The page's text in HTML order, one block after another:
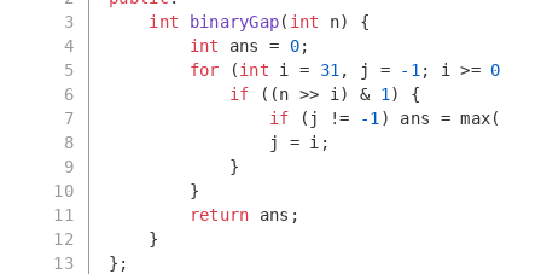
3
4
5
6
7
8
9
10
11
12
13
int
binaryGap( int n)
{
int ans = 0;
for (int i = 31 , j = -1 ; i >= 0
if ((n >> i) & 1 ) {
if (j != -1 ) ans = max
                j = i;
            }
        }
return ans;
    }
};